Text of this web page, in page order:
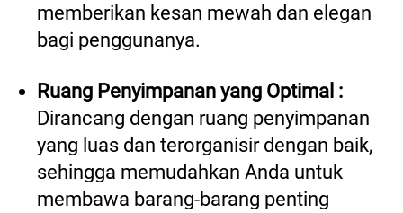
memberikan kesan mewah dan elegan
bagi penggunanya.
Ruang Penyimpanan yang Optimal :
Dirancang dengan ruang penyimpanan
yang luas dan terorganisir dengan baik,
sehingga memudahkan Anda untuk
membawa barang-barang penting